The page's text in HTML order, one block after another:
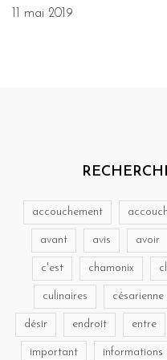
11 mai 2019
accouchement
avant avis avoir
c'est chamonix
culinaires
désir endroit entre
important informations